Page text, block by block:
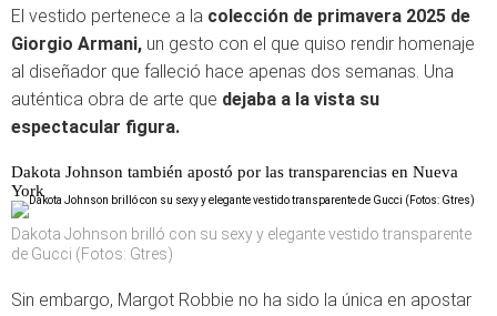
El vestido pertenece a la colección de primavera 2025 de
Giorgio Armani, un gesto con el que quiso rendir homenaje
al diseñador que falleció hace apenas dos semanas. Una
auténtica obra de arte que dejaba a la vista su
espectacular figura.
Dakota Johnson también apostó por las transparencias en Nueva
York
Dakota Johnson brilló con su sexy y elegante vestido transparente
de Gucci (Fotos: Gtres)
Sin embargo, Margot Robbie no ha sido la única en apostar